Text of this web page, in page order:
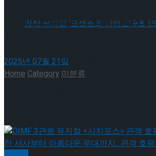
셰익스피어의 ‘오셀로’, 록뮤지
하다.창작 뮤지컬 ‘오셀로와 이
Trending Tags
셰익스피어의 ‘오셀로’, 록뮤지
다시 무대로..뮤지컬 ‘윌리엄
2025년 07월 21일
HomeCategory미분류